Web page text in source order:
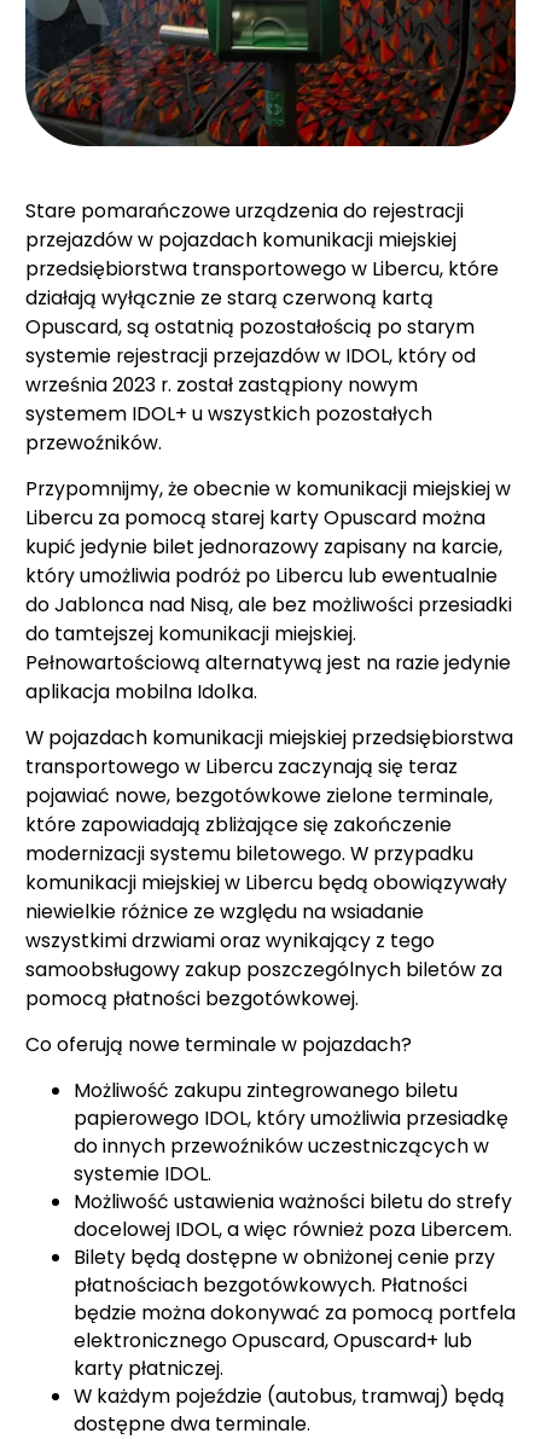
Stare pomarańczowe urządzenia do rejestracji
przejazdów w pojazdach komunikacji miejskiej
przedsiębiorstwa transportowego w Libercu, które
działają wyłącznie ze starą czerwoną kartą
Opuscard, są ostatnią pozostałością po starym
systemie rejestracji przejazdów w IDOL, który od
września 2023 r. został zastąpiony nowym
systemem IDOL+ u wszystkich pozostałych
przewoźników.
Przypomnijmy, że obecnie w komunikacji miejskiej w
Libercu za pomocą starej karty Opuscard można
kupić jedynie bilet jednorazowy zapisany na karcie,
który umożliwia podróż po Libercu lub ewentualnie
do Jablonca nad Nisą, ale bez możliwości przesiadki
do tamtejszej komunikacji miejskiej.
Pełnowartościową alternatywą jest na razie jedynie
aplikacja mobilna Idolka.
W pojazdach komunikacji miejskiej przedsiębiorstwa
transportowego w Libercu zaczynają się teraz
pojawiać nowe, bezgotówkowe zielone terminale,
które zapowiadają zbliżające się zakończenie
modernizacji systemu biletowego. W przypadku
komunikacji miejskiej w Libercu będą obowiązywały
niewielkie różnice ze względu na wsiadanie
wszystkimi drzwiami oraz wynikający z tego
samoobsługowy zakup poszczególnych biletów za
pomocą płatności bezgotówkowej.
Co oferują nowe terminale w pojazdach?
Możliwość zakupu zintegrowanego biletu
papierowego IDOL, który umożliwia przesiadkę
do innych przewoźników uczestniczących w
systemie IDOL.
Możliwość ustawienia ważności biletu do strefy
docelowej IDOL, a więc również poza Libercem.
Bilety będą dostępne w obniżonej cenie przy
płatnościach bezgotówkowych. Płatności
będzie można dokonywać za pomocą portfela
elektronicznego Opuscard, Opuscard+ lub
karty płatniczej.
W każdym pojeździe (autobus, tramwaj) będą
dostępne dwa terminale.